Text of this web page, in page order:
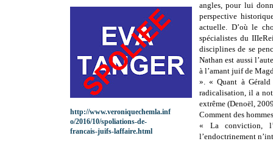
angles, pour lui
perspective
actuelle. D’où le
spécialistes du
disciplines de se
Nathan est aussi
à l’amant juif de
». « Quant à Gérald
radicalisation, il a
extrême (Denoël,
Comment des
« La conviction,
l’endoctrinement
http://www.veroniquechemla.inf
o/2016/10/spoliations-de-
francais-juifs-laffaire.html